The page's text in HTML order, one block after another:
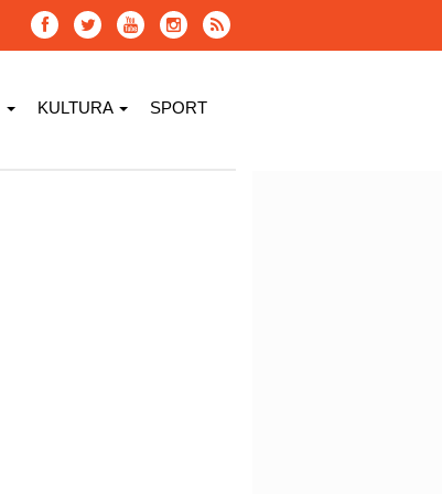
KULTURA SPORT